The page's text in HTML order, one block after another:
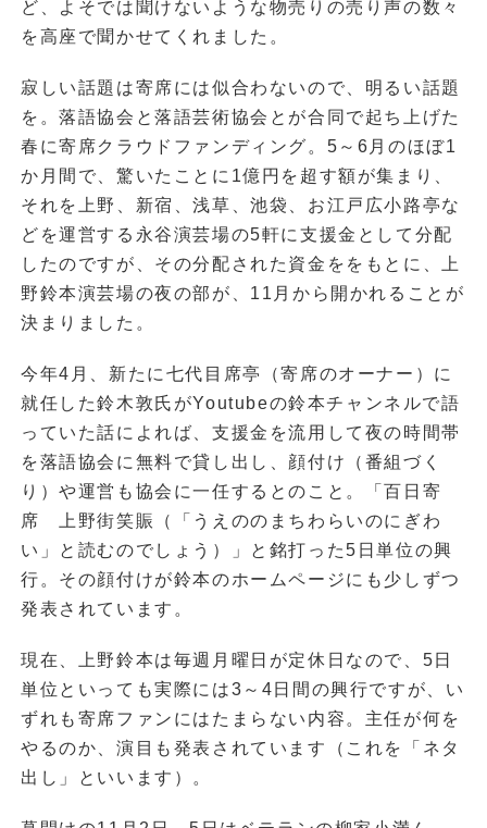
ど、よそでは聞けないような物売りの売り声の数々
を高座で聞かせてくれました。
寂しい話題は寄席には似合わないので、明るい話題
を。落語協会と落語芸術協会とが合同で起ち上げた
春に寄席クラウドファンディング。5～6月のほぼ1
か月間で、驚いたことに1億円を超す額が集まり、
それを上野、新宿、浅草、池袋、お江戸広小路亭な
どを運営する永谷演芸場の5軒に支援金として分配
したのですが、その分配された資金ををもとに、上
野鈴本演芸場の夜の部が、11月から開かれることが
決まりました。
今年4月、新たに七代目席亭（寄席のオーナー）に
就任した鈴木敦氏がYoutubeの鈴本チャンネルで語
っていた話によれば、支援金を流用して夜の時間帯
を落語協会に無料で貸し出し、顔付け（番組づく
り）や運営も協会に一任するとのこと。「百日寄
席 上野街笑賑（「うえののまちわらいのにぎわ
い」と読むのでしょう）」と銘打った5日単位の興
行。その顔付けが鈴本のホームページにも少しずつ
発表されています。
現在、上野鈴本は毎週月曜日が定休日なので、5日
単位といっても実際には3～4日間の興行ですが、い
ずれも寄席ファンにはたまらない内容。主任が何を
やるのか、演目も発表されています（これを「ネタ
出し」といいます）。